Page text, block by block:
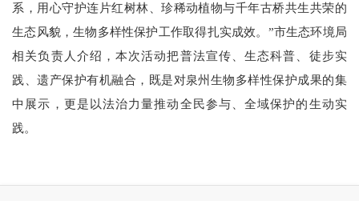
系，用心守护连片红树林、珍稀动植物与千年古桥共生共荣的
生态风貌，生物多样性保护工作取得扎实成效。”市生态环境局
相关负责人介绍，本次活动把普法宣传、生态科普、徒步实
践、遗产保护有机融合，既是对泉州生物多样性保护成果的集
中展示，更是以法治力量推动全民参与、全域保护的生动实
践。